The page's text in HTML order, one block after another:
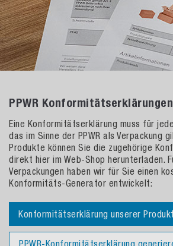
PPWR Konformitätserklärungen
Eine Konformitätserklärung muss für
das im Sinne der PPWR als Verpackung
Produkte können Sie die zugehörige
direkt hier im Web-Shop herunterladen.
Verpackungen haben wir für Sie einen
Konformitäts-Generator entwickelt:
Konformitätserklärung unserer
PPWR-Konformitätserklärung